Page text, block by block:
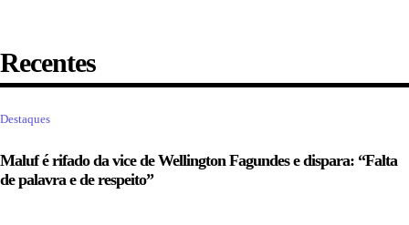
Recentes
Destaques
Maluf é rifado da vice de Wellington Fagundes e dispara: “Falta
de palavra e de respeito”